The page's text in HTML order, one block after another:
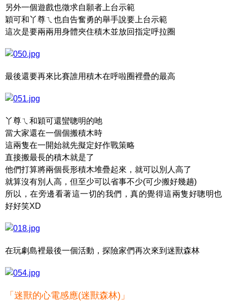
另外一個遊戲也徵求自願者上台示範
穎可和丫尊ㄟ也自告奮勇的舉手說要上台示範
這次是要兩兩用身體夾住積木並放回指定呼拉圈
最後還要再來比賽誰用積木在呼啦圈裡疊的最高
丫尊ㄟ和穎可還蠻聰明的吔
當大家還在一個個搬積木時
這兩隻在一開始就先擬定好作戰策略
直接搬最長的積木就是了
他們打算將兩個長形積木堆疊起來，就可以別人高了
就算沒有別人高，但至少可以省事不少(可少搬好幾趟)
所以，在旁邊看著這一切的我們，真的覺得這兩隻好聰明也
好好笑XD
在玩劇島裡最後一個活動，探險家們再次來到迷獸森林
「迷獸的心電感應(迷獸森林)」